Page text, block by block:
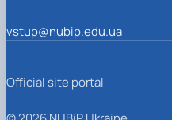
vstup@nubip.edu.ua
Official site portal